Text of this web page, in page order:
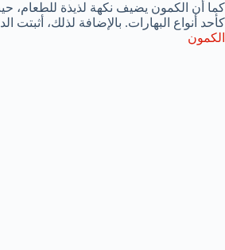
كما أن الكمون يضيف نكهة لذيذة للطعام،
كأحد أنواع البهارات. بالإضافة لذلك، أثبتت
الكمون